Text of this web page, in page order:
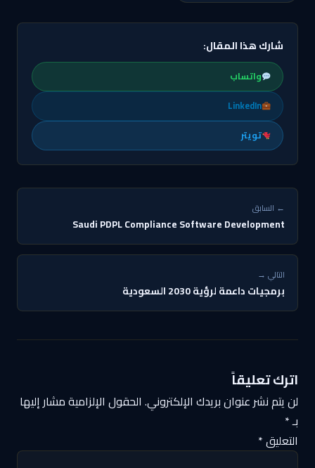
شارك هذا المقال:
واتساب
LinkedIn
تويتر
← السابق
Saudi PDPL Compliance Software Development
التالي →
برمجيات داعمة لرؤية 2030 السعودية
اترك تعليقاً
لن يتم نشر عنوان بريدك الإلكتروني. الحقول الإلزامية مشار إليها
بـ*
التعليق*